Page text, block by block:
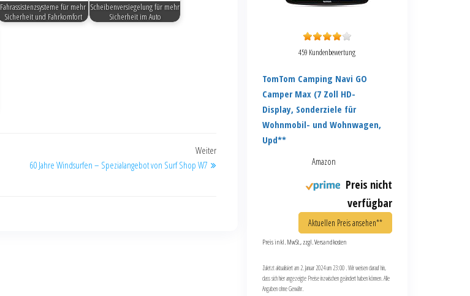
Fahrassistenzsysteme für mehr
Sicherheit und Fahrkomfort
Scheibenversiegelung für mehr
Sicherheit im Auto
Weiter
60 Jahre Windsurfen – Spezialangebot von Surf Shop W7
459 Kundenbewertung
TomTom Camping Navi GO
Camper Max (7 Zoll HD-
Display, Sonderziele für
Wohnmobil- und Wohnwagen,
Upd**
Amazon
Preis nicht
verfügbar
Aktuellen Preis ansehen**
Preis inkl. MwSt., zzgl. Versandkosten
Zuletzt aktualisiert am 2. Januar 2024 um 23:00 . Wir weisen darauf hin,
dass sich hier angezeigte Preise inzwischen geändert haben können. Alle
Angaben ohne Gewähr.